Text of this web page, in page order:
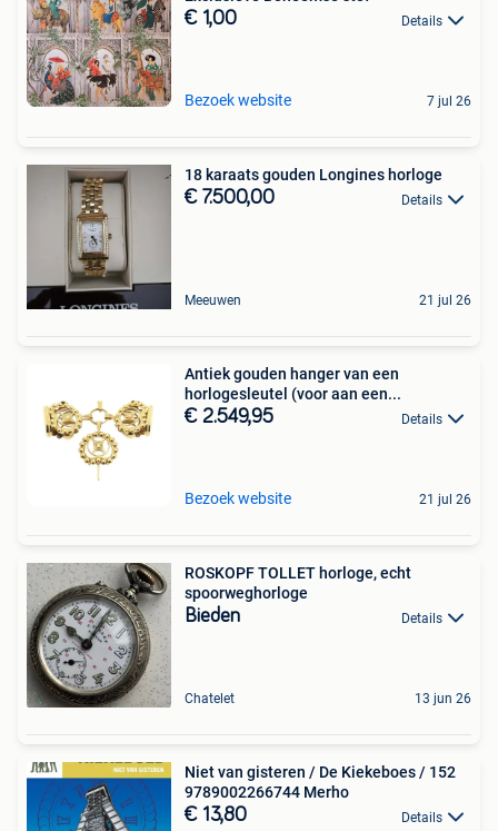
€ 1,00 Details
Bezoek website 7 jul 26
18 karaats gouden Longines horloge
€ 7.500,00 Details
Meeuwen 21 jul 26
Antiek gouden hanger van een
horlogesleutel (voor aan een...
€ 2.549,95 Details
Bezoek website 21 jul 26
ROSKOPF TOLLET horloge, echt
spoorweghorloge
Bieden Details
Chatelet 13 jun 26
Niet van gisteren / De Kiekeboes / 152
9789002266744 Merho
€ 13,80 Details